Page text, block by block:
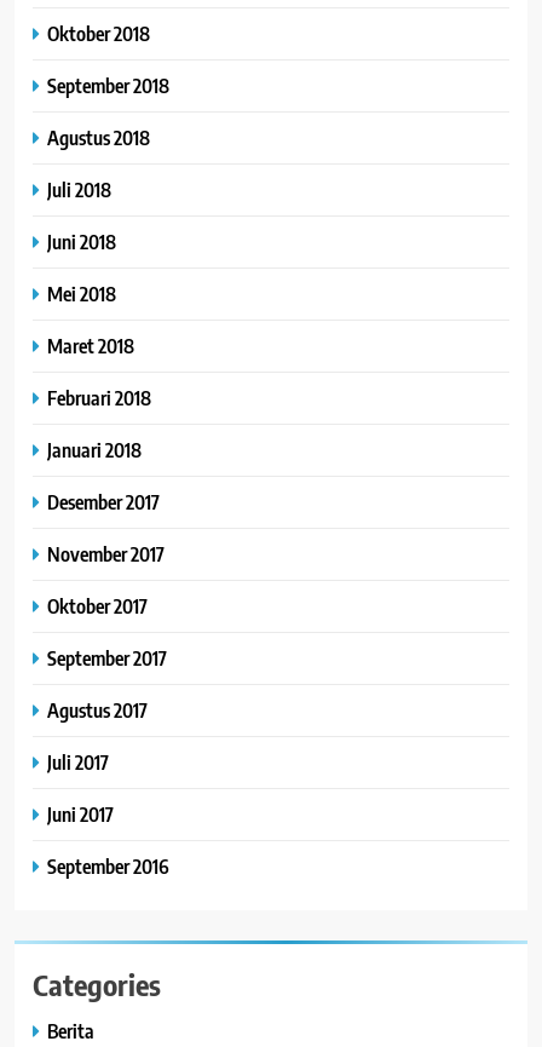
Oktober 2018
September 2018
Agustus 2018
Juli 2018
Juni 2018
Mei 2018
Maret 2018
Februari 2018
Januari 2018
Desember 2017
November 2017
Oktober 2017
September 2017
Agustus 2017
Juli 2017
Juni 2017
September 2016
Categories
Berita